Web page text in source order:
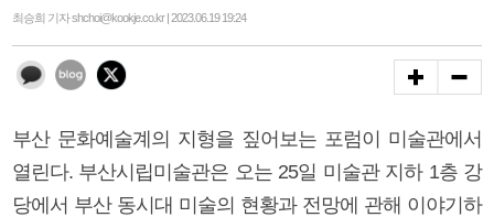
최승희 기자 shchoi@kookje.co.kr | 2023.06.19 19:24
부산 문화예술계의 지형을 짚어보는 포럼이 미술관에서
열린다. 부산시립미술관은 오는 25일 미술관 지하 1층 강
당에서 부산 동시대 미술의 현황과 전망에 관해 이야기하